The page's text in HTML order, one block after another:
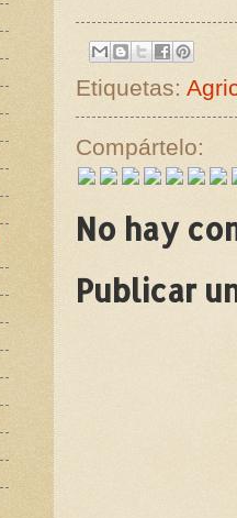
Etiquetas:
Compártelo:
No hay
Publicar